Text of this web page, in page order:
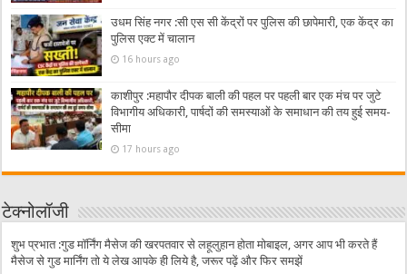
उधम सिंह नगर :सी एस सी केंद्रों पर पुलिस की छापेमारी, एक केंद्र का
पुलिस एक्ट में चालान
16 hours ago
काशीपुर :महापौर दीपक बाली की पहल पर पहली बार एक मंच पर जुटे
विभागीय अधिकारी, पार्षदों की समस्याओं के समाधान की तय हुई समय-
सीमा
17 hours ago
टेक्नोलॉजी
शुभ प्रभात :गुड मॉर्निंग मैसेज की खरपतवार से लहूलुहान होता मोबाइल, अगर आप भी करते हैं
मैसेज से गुड मार्निंग तो ये लेख आपके ही लिये है, जरूर पढ़ें और फिर समझें